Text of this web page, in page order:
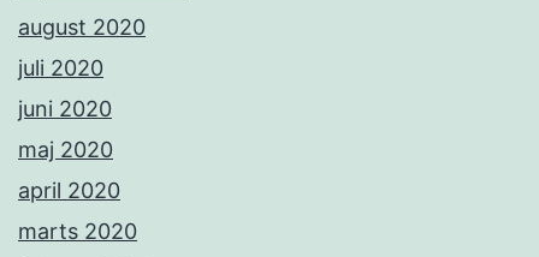
august 2020
juli 2020
juni 2020
maj 2020
april 2020
marts 2020